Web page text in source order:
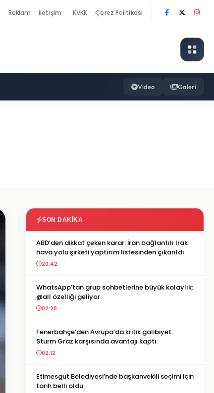
Reklam İletişim KVKK Çerez Politikası
Video Galeri
SON DAKIKA
ABD’den dikkat çeken karar: İran bağlantılı Irak
hava yolu şirketi yaptırım listesinden çıkarıldı
20:42
WhatsApp’tan grup sohbetlerine büyük kolaylık:
@all özelliği geliyor
02:28
Fenerbahçe’den Avrupa’da kritik galibiyet:
Sturm Graz karşısında avantajı kaptı
02:12
Etimesgut Belediyesi’nde başkanvekili seçimi için
tarih belli oldu